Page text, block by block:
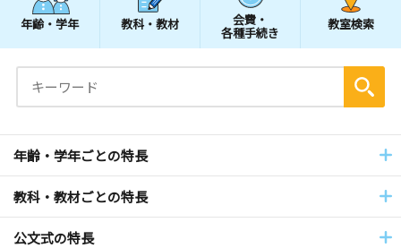
年齢・学年 教科・教材 会費・
各種手続き
教室検索
年齢・学年ごとの特長
教科・教材ごとの特長
公文式の特長